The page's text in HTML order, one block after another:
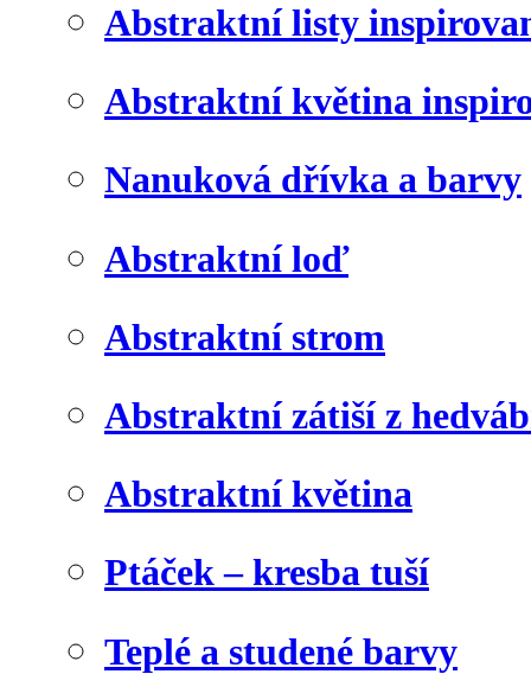
Abstraktní listy
Abstraktní květina
Nanuková dřívka a barvy
Abstraktní loď
Abstraktní strom
Abstraktní zátiší z
Abstraktní květina
Ptáček – kresba tuší
Teplé a studené barvy